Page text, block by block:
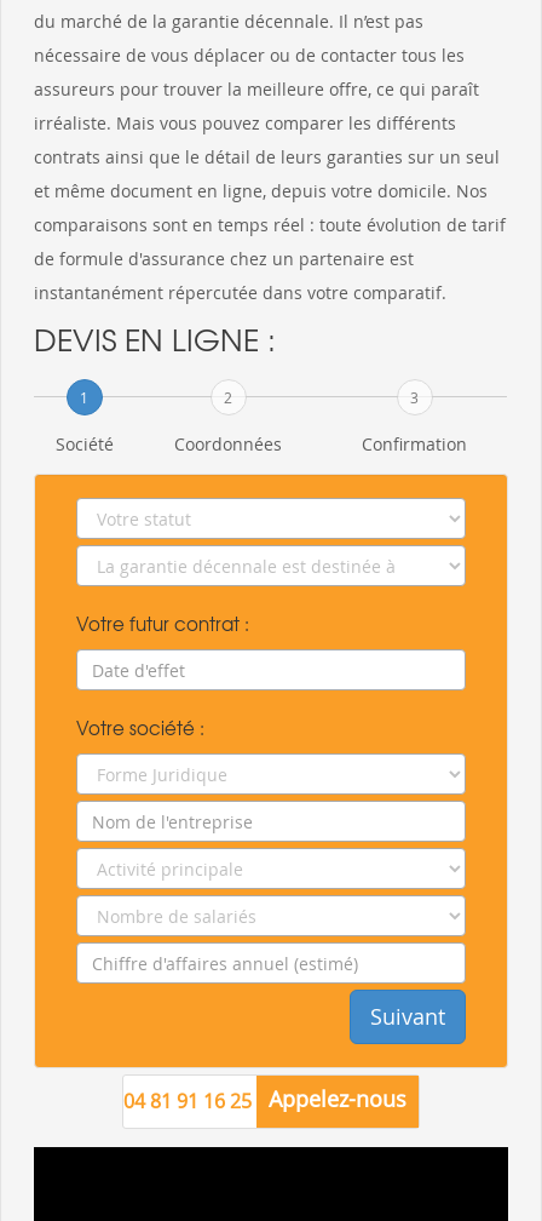
du marché de la garantie décennale. Il n’est pas
nécessaire de vous déplacer ou de contacter tous les
assureurs pour trouver la meilleure offre, ce qui paraît
irréaliste. Mais vous pouvez comparer les différents
contrats ainsi que le détail de leurs garanties sur un seul
et même document en ligne, depuis votre domicile. Nos
comparaisons sont en temps réel : toute évolution de tarif
de formule d'assurance chez un partenaire est
instantanément répercutée dans votre comparatif.
DEVIS EN LIGNE :
1
Société
2
Coordonnées
3
Confirmation
Votre futur contrat :
Votre société :
Suivant
04 81 91 16 25 Appelez-nous